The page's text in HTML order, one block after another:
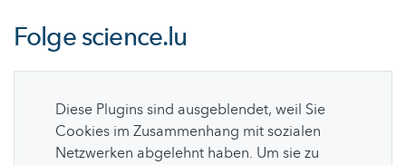
Folgescience.lu
Diese Plugins sind ausgeblendet, weil Sie
Cookies im Zusammenhang mit sozialen
Netzwerken abgelehnt haben. Um sie zu